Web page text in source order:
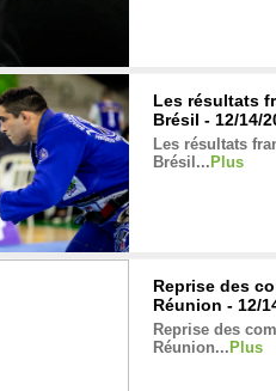
Les résultats
Brésil - 12/14/
Les résultats
Brésil... Plus
Reprise des
Réunion - 12/
Reprise des
Réunion... Plus